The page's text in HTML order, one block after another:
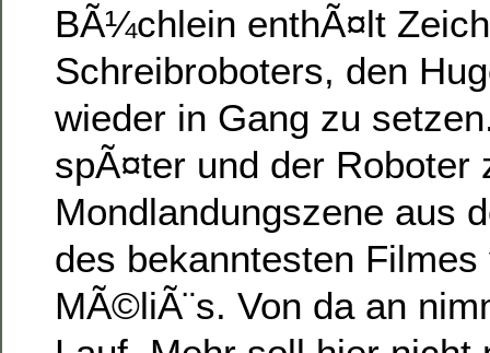
BÃ¼chlein enthÃ¤lt
Schreibroboters, den
wieder in Gang zu
spÃ¤ter und der Roboter
Mondlandungszene aus
des bekanntesten
MÃ©liÃ¨s. Von da an